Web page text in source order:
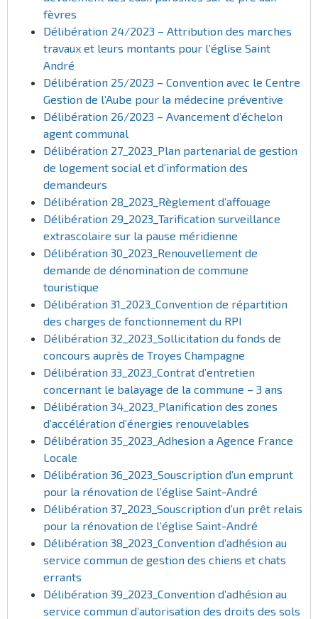
fèvres
Délibération 24/2023 – Attribution des marches
travaux et leurs montants pour l’église Saint
André
Délibération 25/2023 – Convention avec le Centre
Gestion de l’Aube pour la médecine préventive
Délibération 26/2023 – Avancement d’échelon
agent communal
Délibération 27_2023_Plan partenarial de gestion
de logement social et d’information des
demandeurs
Délibération 28_2023_Règlement d’affouage
Délibération 29_2023_Tarification surveillance
extrascolaire sur la pause méridienne
Délibération 30_2023_Renouvellement de
demande de dénomination de commune
touristique
Délibération 31_2023_Convention de répartition
des charges de fonctionnement du RPI
Délibération 32_2023_Sollicitation du fonds de
concours auprès de Troyes Champagne
Délibération 33_2023_Contrat d’entretien
concernant le balayage de la commune – 3 ans
Délibération 34_2023_Planification des zones
d’accélération d’énergies renouvelables
Délibération 35_2023_Adhesion a Agence France
Locale
Délibération 36_2023_Souscription d’un emprunt
pour la rénovation de l’église Saint-André
Délibération 37_2023_Souscription d’un prêt relais
pour la rénovation de l’église Saint-André
Délibération 38_2023_Convention d’adhésion au
service commun de gestion des chiens et chats
errants
Délibération 39_2023_Convention d’adhésion au
service commun d’autorisation des droits des sols